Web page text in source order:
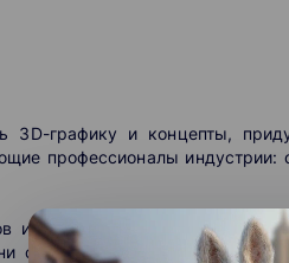
графику и концепты,
профессионалы индустрии:
получили сотни отзывов.
смогли — и ты сможешь.